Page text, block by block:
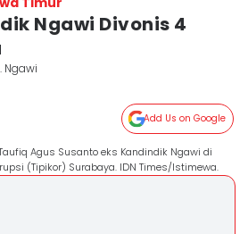
Ngawi Divonis 4
Ngawi
Add Us on Google
Agus Susanto eks Kandindik Ngawi di
(Tipikor) Surabaya. IDN Times/Istimewa.